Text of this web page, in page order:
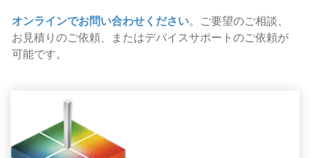
オンラインでお問い合わせください。ご要望のご相談、
お見積りのご依頼、またはデバイスサポートのご依頼が
可能です。